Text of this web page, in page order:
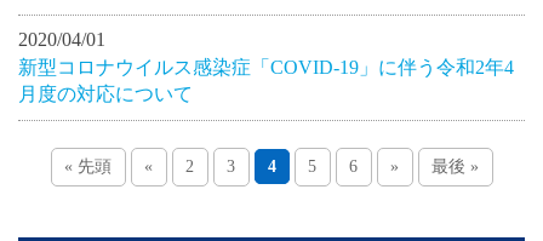
2020/04/01
新型コロナウイルス感染症「COVID-19」に伴う令和2年4
月度の対応について
« 先頭 « 2 3 4 5 6 » 最後 »